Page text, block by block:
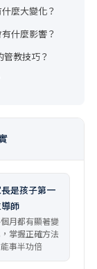
麼大變化？
什麼影響？
教技巧？
是孩子第一
師
月都有顯著變
掌握正確方法
事半功倍